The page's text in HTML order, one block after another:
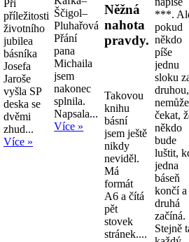
Při
příležitosti
životního
jubilea
básníka
Josefa
Jaroše
vyšla SP
deska se
dvěmi
zhud...
Více »
Ščigol–
Pluhařová
Přání
pana
Michaila
jsem
nakonec
splnila.
Napsala...
Více »
Něžná
nahota
pravdy.
Takovou
knihu
básní
jsem ještě
nikdy
neviděl.
Má
formát
A6 a čítá
pět
stovek
stránek....
***.
pokud
někdo
píše
jednu
sloku
druhou,
nemůže
čekat,
někdo
bude
luštit,
jedna
báseň
končí a
druhá
začíná.
Stejně